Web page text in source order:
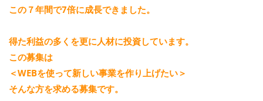
この７年間で7倍に成長できました。
得た利益の多くを更に人材に投資しています。
この募集は
＜WEBを使って新しい事業を作り上げたい＞
そんな方を求める募集です。